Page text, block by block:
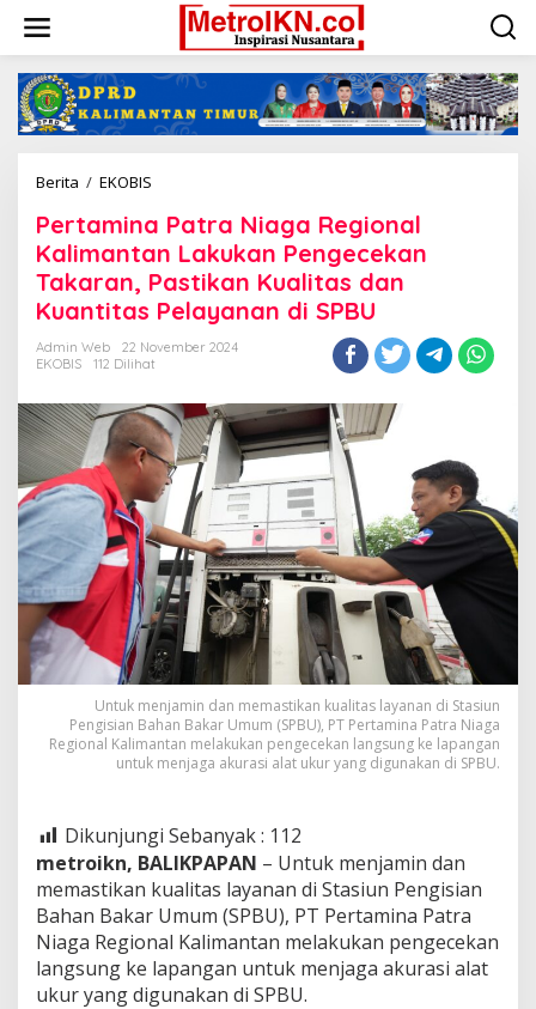
konten
Berita / EKOBIS
Niaga
Regional
Kalimantan
Lakukan
Pengecekan
Takaran,
Pastikan
Kualitas
Kuantitas
Pelayanan
di
SPBU
Pertamina Patra Niaga Regional
Kalimantan Lakukan Pengecekan
Takaran, Pastikan Kualitas dan
Kuantitas Pelayanan di SPBU
Admin Web
22 November 2024
EKOBIS
112 Dilihat
Untuk menjamin dan memastikan kualitas layanan di Stasiun
Pengisian Bahan Bakar Umum (SPBU), PT Pertamina Patra Niaga
Regional Kalimantan melakukan pengecekan langsung ke lapangan
untuk menjaga akurasi alat ukur yang digunakan di SPBU.
Dikunjungi Sebanyak : 112
metroikn, BALIKPAPAN – Untuk menjamin dan
memastikan kualitas layanan di Stasiun Pengisian
Bahan Bakar Umum (SPBU), PT Pertamina Patra
Niaga Regional Kalimantan melakukan pengecekan
langsung ke lapangan untuk menjaga akurasi alat
ukur yang digunakan di SPBU.